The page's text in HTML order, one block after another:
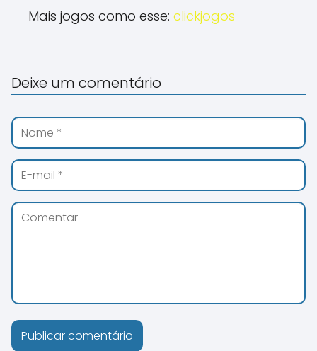
Mais jogos como esse: clickjogos
Deixe um comentário